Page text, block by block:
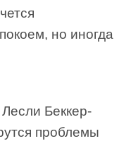
но иногда
Беккер-
проблемы